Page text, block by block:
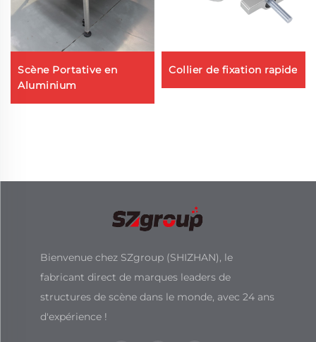
Scène Portative en
Aluminium
Collier de fixation rapide
Bienvenue chez SZgroup (SHIZHAN), le
fabricant direct de marques leaders de
structures de scène dans le monde, avec 24 ans
d'expérience !